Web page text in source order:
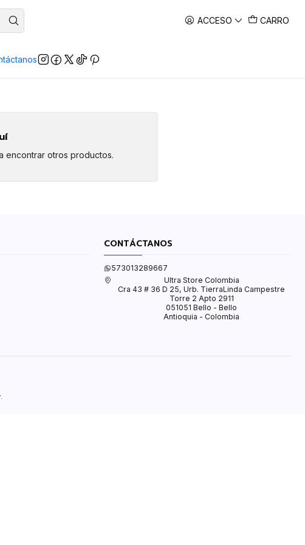
ACCESO CARRO
encontrar otros productos.
CONTÁCTANOS
573013289667
Ultra Store Colombia
Cra 43 # 36 D 25, Urb. TierraLinda Campestre
Torre 2 Apto 2911
051051 Bello - Bello
Antioquia - Colombia
.